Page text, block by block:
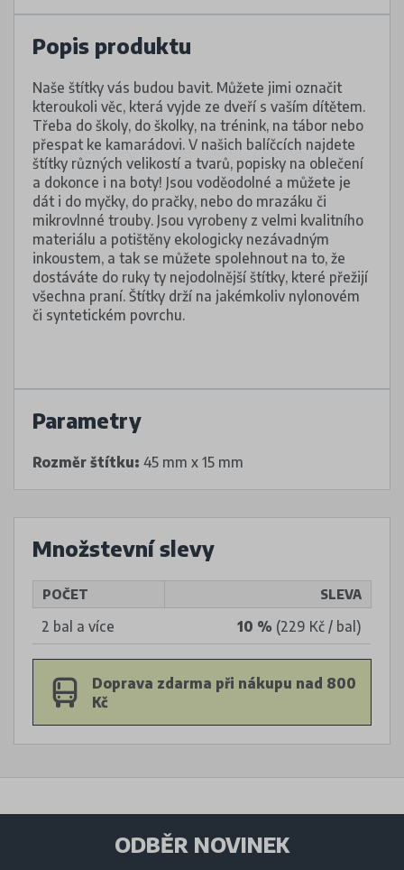
Popis produktu
Naše štítky vás budou bavit. Můžete jimi označit
kteroukoli věc, která vyjde ze dveří s vaším dítětem.
Třeba do školy, do školky, na trénink, na tábor nebo
přespat ke kamarádovi. V našich balíčcích najdete
štítky různých velikostí a tvarů, popisky na oblečení
a dokonce i na boty! Jsou voděodolné a můžete je
dát i do myčky, do pračky, nebo do mrazáku či
mikrovlnné trouby. Jsou vyrobeny z velmi kvalitního
materiálu a potištěny ekologicky nezávadným
inkoustem, a tak se můžete spolehnout na to, že
dostáváte do ruky ty nejodolnější štítky, které přežijí
všechna praní. Štítky drží na jakémkoliv nylonovém
či syntetickém povrchu.
Parametry
Rozměr štítku: 45 mm x 15 mm
Množstevní slevy
POČET SLEVA
2 bal a více 10 % (229 Kč / bal)
Doprava zdarma při nákupu nad 800
Kč
ODBĚR NOVINEK